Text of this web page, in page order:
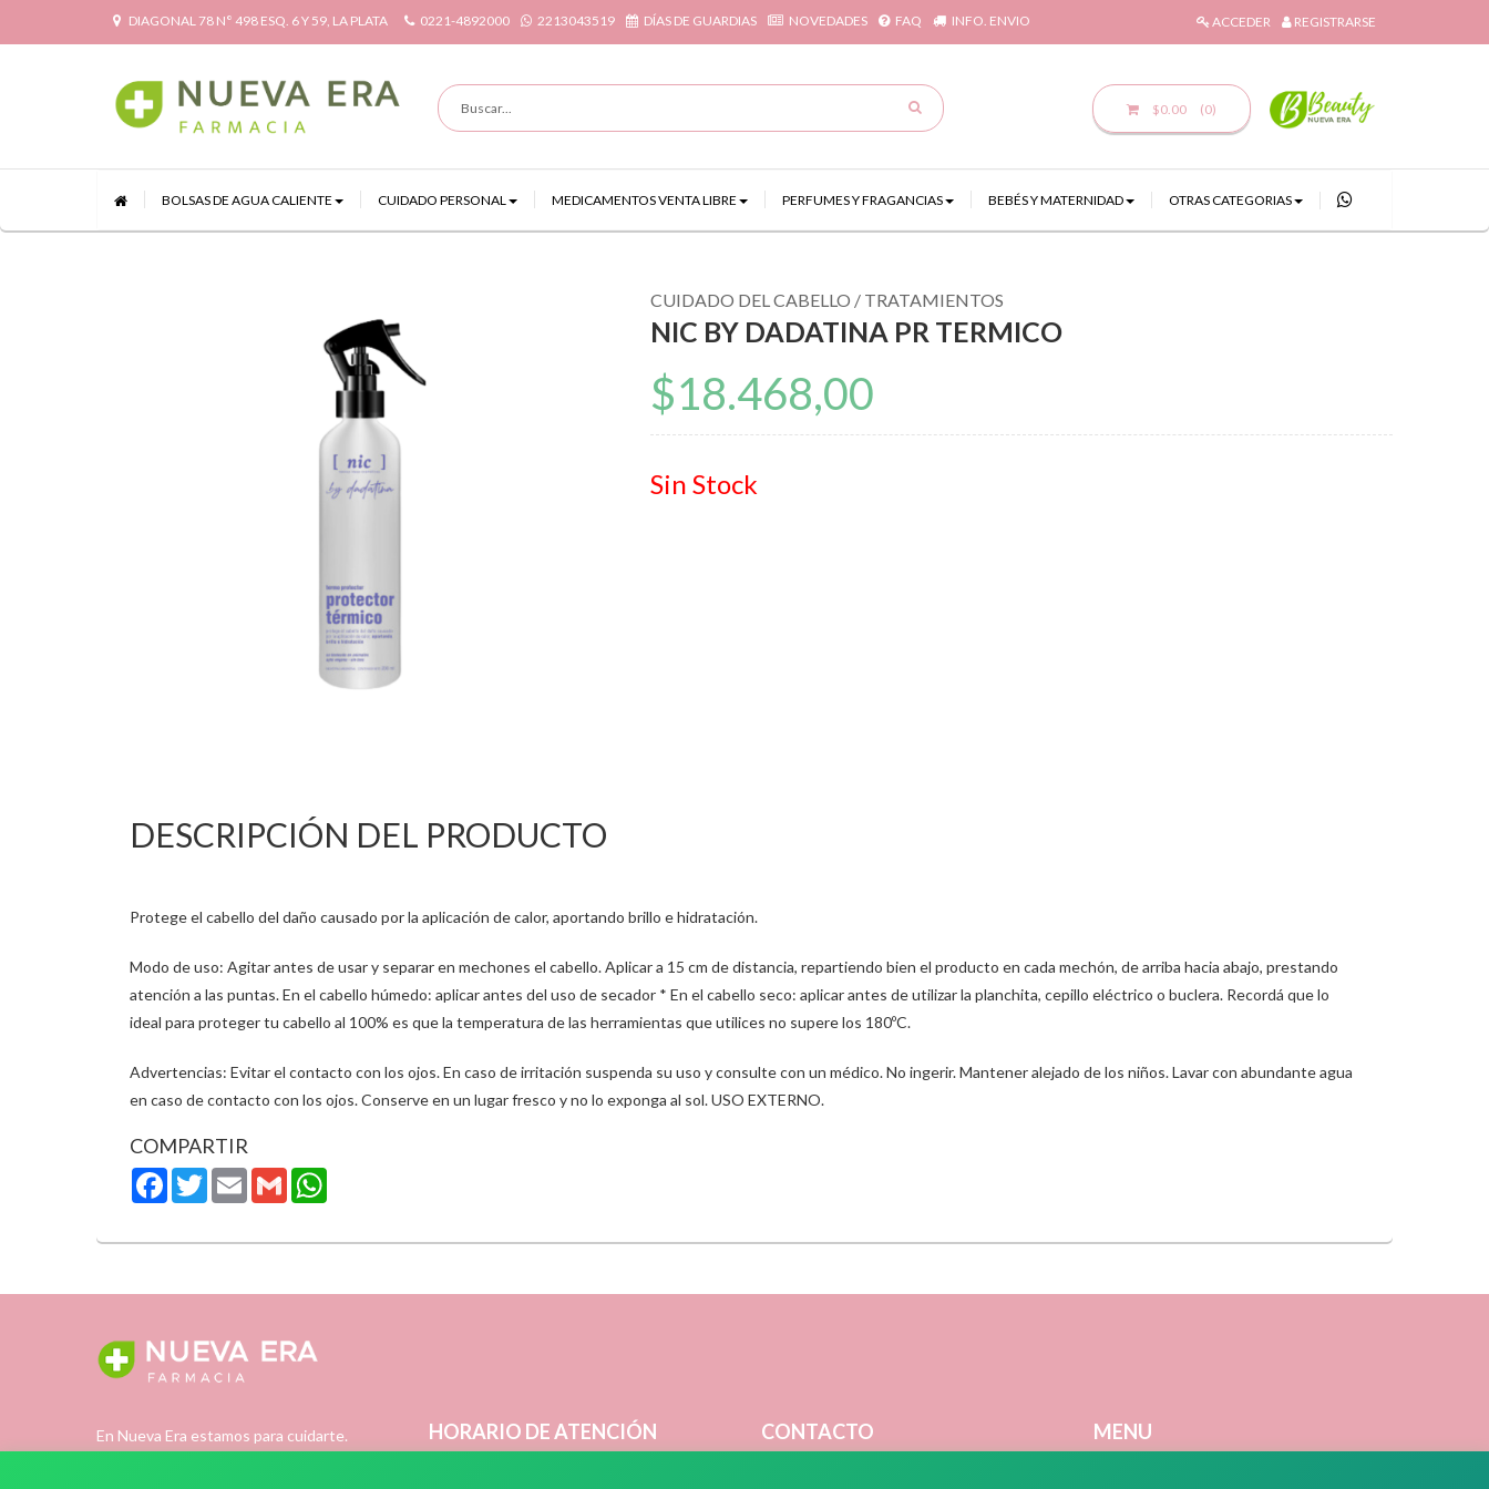
DIAGONAL 78 N° 498 ESQ. 6 Y 59, LA PLATA 0221-4892000 2213043519 DÍAS DE GUARDIAS NOVEDADES FAQ INFO. ENVIO ACCEDER REGISTRARSE
$0.00 (0)
BOLSAS DE AGUA CALIENTE CUIDADO PERSONAL MEDICAMENTOS VENTA LIBRE PERFUMES Y FRAGANCIAS BEBÉS Y MATERNIDAD OTRAS CATEGORIAS
CUIDADO DEL CABELLO / TRATAMIENTOS
NIC BY DADATINA PR TERMICO
$18.468,00
Sin Stock
DESCRIPCIÓN DEL PRODUCTO
Protege el cabello del daño causado por la aplicación de calor, aportando brillo e hidratación.
Modo de uso: Agitar antes de usar y separar en mechones el cabello. Aplicar a 15 cm de distancia, repartiendo bien el producto en cada mechón, de arriba hacia abajo, prestando
atención a las puntas. En el cabello húmedo: aplicar antes del uso de secador * En el cabello seco: aplicar antes de utilizar la planchita, cepillo eléctrico o buclera. Recordá que lo
ideal para proteger tu cabello al 100% es que la temperatura de las herramientas que utilices no supere los 180ºC.
Advertencias: Evitar el contacto con los ojos. En caso de irritación suspenda su uso y consulte con un médico. No ingerir. Mantener alejado de los niños. Lavar con abundante agua
en caso de contacto con los ojos. Conserve en un lugar fresco y no lo exponga al sol. USO EXTERNO.
COMPARTIR
FacebookTwitterEmail Gmail
En Nueva Era estamos para cuidarte.
HORARIO DE ATENCIÓN CONTACTO MENU